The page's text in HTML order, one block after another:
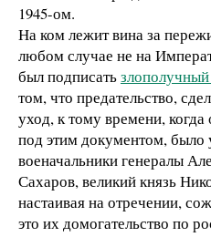
1945-ом.
На ком лежит вина за
любом случае не на
был подписать
том, что предательство,
уход, к тому времени,
под этим документом,
военачальники генералы
Сахаров, великий князь
настаивая на отречении,
это их домогательство по